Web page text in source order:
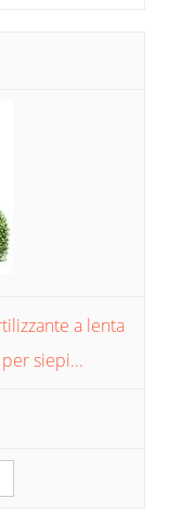
a lenta
siepi...